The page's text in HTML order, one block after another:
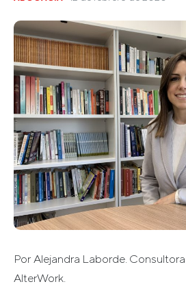
Por Alejandra Laborde.
AlterWork.